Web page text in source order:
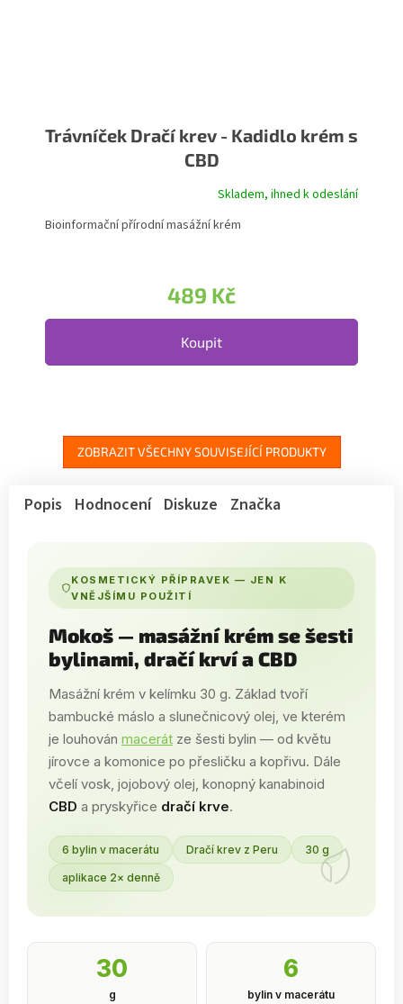
Trávníček Dračí krev - Kadidlo krém s
CBD
Průměrné hodnocení produktu je 5,0 z 5 hvězdiček.
Skladem, ihned k odeslání
489 Kč
Koupit
Bioinformační přírodní masážní krém
ZOBRAZIT VŠECHNY SOUVISEJÍCÍ PRODUKTY
Popis Hodnocení Diskuze Značka
KOSMETICKÝ PŘÍPRAVEK — JEN K
VNĚJŠÍMU POUŽITÍ
Mokoš — masážní krém se šesti
bylinami, dračí krví a CBD
Masážní krém v kelímku 30 g. Základ tvoří
bambucké máslo a slunečnicový olej, ve kterém
je louhován macerát ze šesti bylin — od květu
jírovce a komonice po přesličku a kopřivu. Dále
včelí vosk, jojobový olej, konopný kanabinoid
CBD a pryskyřice dračí krve.
6 bylin v macerátu Dračí krev z Peru 30 g
aplikace 2× denně
30
g
6
bylin v macerátu